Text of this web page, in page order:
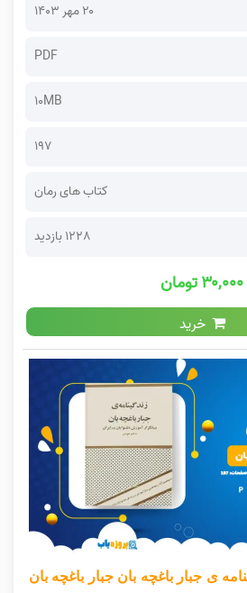
۲۰ مهر ۱۴۰۳
PDF
10MB
197
کتاب های رمان
1228 بازدید
۳۰,۰۰۰ تومان
خرید
ی جبار باغچه بان جبار باغچه بان